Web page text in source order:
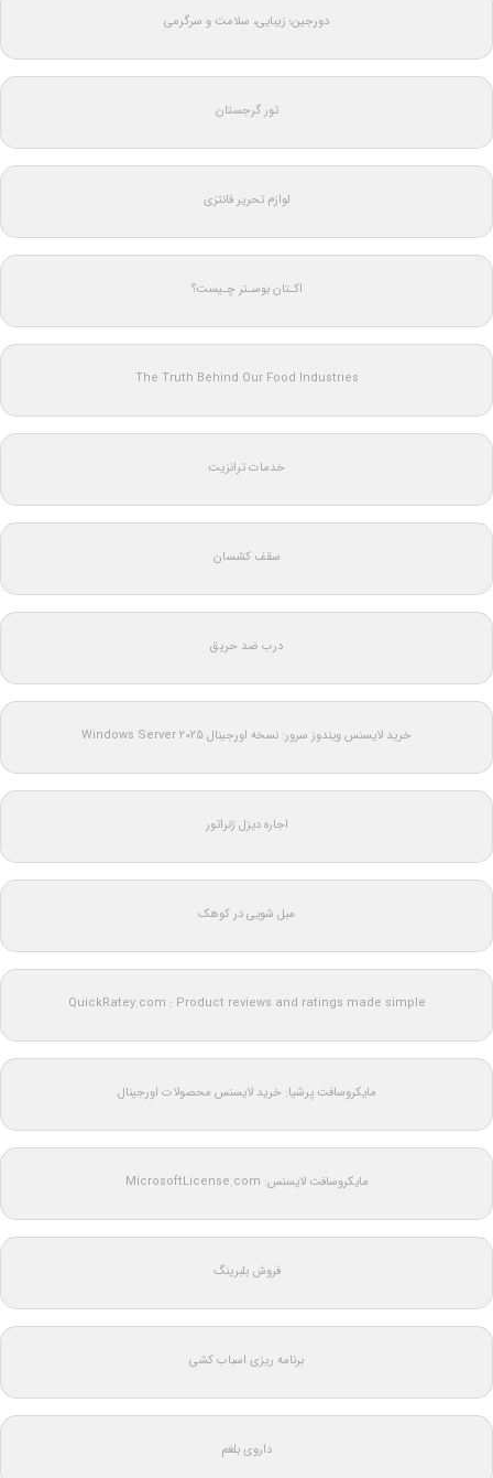
دورجین؛ زیبایی، سلامت و سرگرمی
تور گرجستان
لوازم تحریر فانتزی
اکـتان بوسـتر چـیست؟
The Truth Behind Our Food Industries
خدمات ترانزیت
سقف کشسان
درب ضد حریق
خرید لایسنس ویندوز سرور: نسخه اورجینال Windows Server 2025
اجاره دیزل ژنراتور
مبل شویی در کوهک
QuickRatey.com : Product reviews and ratings made simple
مایکروسافت پرشیا: خرید لایسنس محصولات اورجینال
مایکروسافت لایسنس: MicrosoftLicense.com
فروش بلبرینگ
برنامه ریزی اسباب کشی
داروی بلغم